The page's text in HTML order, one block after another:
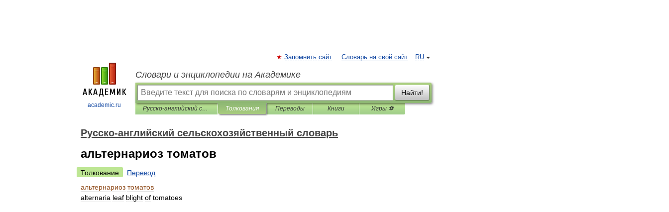
academic.ru
RU
Запомнить сайт Словарь на свой сайт
Словари и энциклопедии на Академике
Найти!
Русско-английский сельскохозяйственный словарь Толкования Переводы Книги Игры ⚽
Русско-английский сельскохозяйственный словарь
альтернариоз томатов
Толкование
Перевод
альтернариоз томатов
alternaria leaf blight of tomatoes